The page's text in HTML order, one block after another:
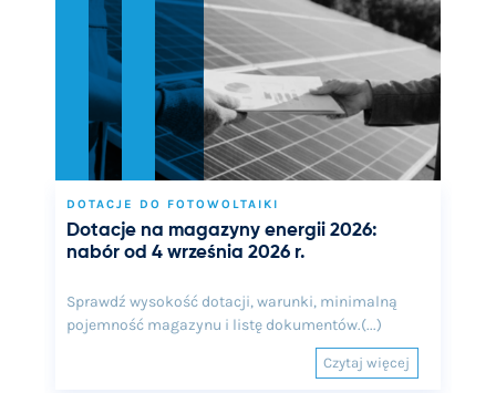
DOTACJE DO FOTOWOLTAIKI
Dotacje na magazyny energii 2026:
nabór od 4 września 2026 r.
Sprawdź wysokość dotacji, warunki, minimalną
pojemność magazynu i listę dokumentów.(...)
Czytaj więcej